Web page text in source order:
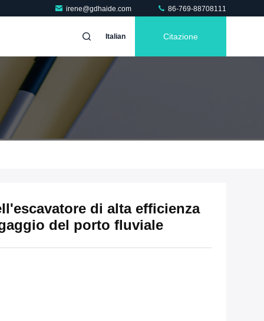
irene@gdhaide.com 86-769-88708111
Italian Citazione
di alta efficienza
del porto fluviale